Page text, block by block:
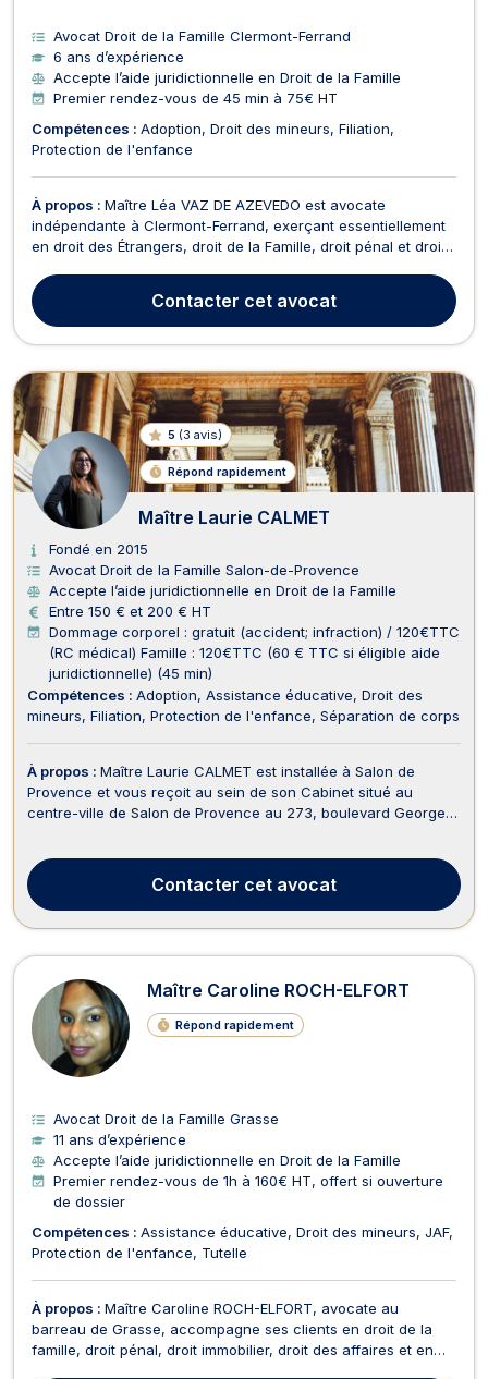
Avocat Droit de la Famille Clermont-Ferrand
6 ans d’expérience
Accepte l’aide juridictionnelle en Droit de la Famille
Premier rendez-vous de 45 min à 75€ HT
Compétences : Adoption Droit des mineurs Filiation
Protection de l'enfance
À propos : Maître Léa VAZ DE AZEVEDO est avocate
indépendante à Clermont-Ferrand, exerçant essentiellement
en droit des Étrangers, droit de la Famille, droit pénal et droit
accompagne les personnes de nationalité étrangère dans
leurs démarches administratives auprès de la Préf...
Contacter cet avocat
5 (3 avis)
Répond rapidement
Maître Laurie CALMET
Fondé en 2015
Avocat Droit de la Famille Salon-de-Provence
Accepte l’aide juridictionnelle en Droit de la Famille
Entre 150 € et 200 € HT
Dommage corporel : gratuit (accident; infraction) / 120€TTC
(RC médical) Famille : 120€TTC (60 € TTC si éligible aide
juridictionnelle) (45 min)
Compétences : Adoption Assistance éducative Droit des
mineurs Filiation Protection de l'enfance Séparation de corps
À propos : Maître Laurie CALMET est installée à Salon de
Provence et vous reçoit au sein de son Cabinet situé au
centre-ville de Salon de Provence au 273, boulevard Georges
intervient principalement en droit du dommage corporel. Elle
conseille, défend et assiste ses clients quelle q...
Contacter cet avocat
Maître Caroline ROCH-ELFORT
Répond rapidement
Avocat Droit de la Famille Grasse
11 ans d’expérience
Accepte l’aide juridictionnelle en Droit de la Famille
Premier rendez-vous de 1h à 160€ HT, offert si ouverture
de dossier
Compétences : Assistance éducative Droit des mineurs JAF
Protection de l'enfance
Tutelle
À propos : Maître Caroline ROCH-ELFORT, avocate au
barreau de Grasse, accompagne ses clients en droit de la
famille, droit pénal, droit immobilier, droit des affaires et en